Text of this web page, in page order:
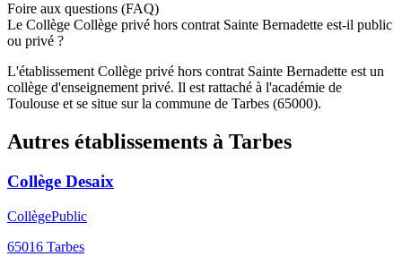
Foire aux questions (FAQ)
Le Collège Collège privé hors contrat Sainte Bernadette est-il public
ou privé ?
L'établissement Collège privé hors contrat Sainte Bernadette est un
collège d'enseignement privé. Il est rattaché à l'académie de
Toulouse et se situe sur la commune de Tarbes (65000).
Autres établissements à Tarbes
Collège Desaix
CollègePublic
65016 Tarbes